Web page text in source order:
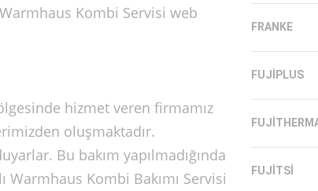
Kombi Servisi web
hizmet veren firmamız
oluşmaktadır.
Bu bakım yapılmadığında
Kombi Bakımı Servisi
FRANKE
FUJIPLUS
FUJITSI